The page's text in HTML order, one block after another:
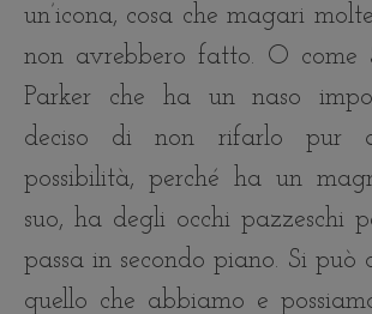
un’icona, cosa che magari
non avrebbero fatto. O come
Parker che ha un naso
deciso di non rifarlo pur
possibilità, perché ha un
suo, ha degli occhi pazzeschi
passa in secondo piano. Si
quello che abbiamo e